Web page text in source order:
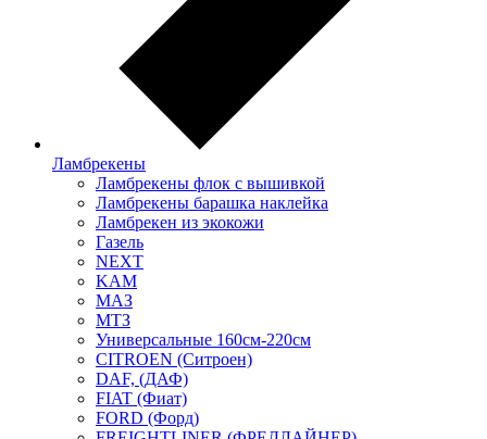
Ламбрекены
Ламбрекены флок с вышивкой
Ламбрекены барашка наклейка
Ламбрекен из экокожи
Газель
NEXT
KAM
МАЗ
МТЗ
Универсальные 160см-220см
CITROEN (Ситроен)
DAF, (ДАФ)
FIAT (Фиат)
FORD (Форд)